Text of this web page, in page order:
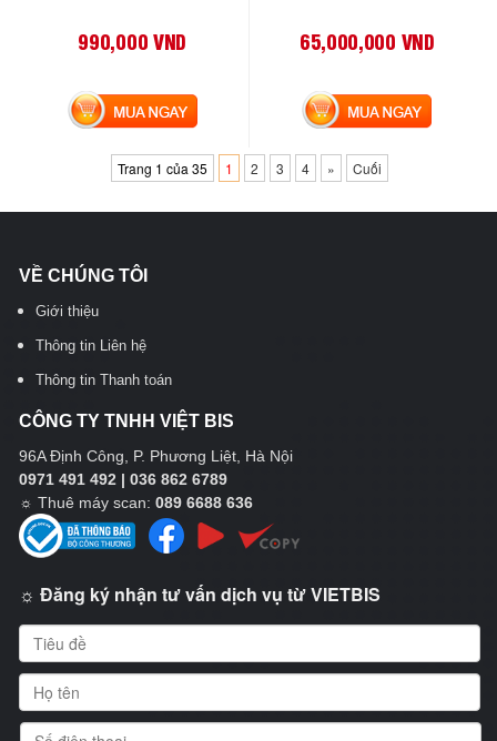
990,000 VND
MUA NGAY
65,000,000 VND
MUA NGAY
Trang 1 của 35 1 2 3 4 » Cuối
VỀ CHÚNG TÔI
Giới thiệu
Thông tin Liên hệ
Thông tin Thanh toán
CÔNG TY TNHH VIỆT BIS
96A Định Công, P. Phương Liệt, Hà Nội
0971 491 492 | 036 862 6789
☼ Thuê máy scan: 089 6688 636
☼ Đăng ký nhận tư vấn dịch vụ từ VIETBIS